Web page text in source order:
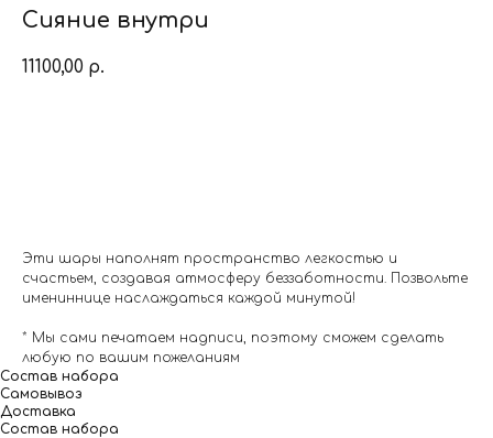
Сияние внутри
11100,00 р.
Эти шары наполнят пространство легкостью и
счастьем, создавая атмосферу беззаботности. Позвольте
имениннице наслаждаться каждой минутой!
* Мы сами печатаем надписи, поэтому сможем сделать
любую по вашим пожеланиям
Состав набора
Самовывоз
Доставка
Состав набора